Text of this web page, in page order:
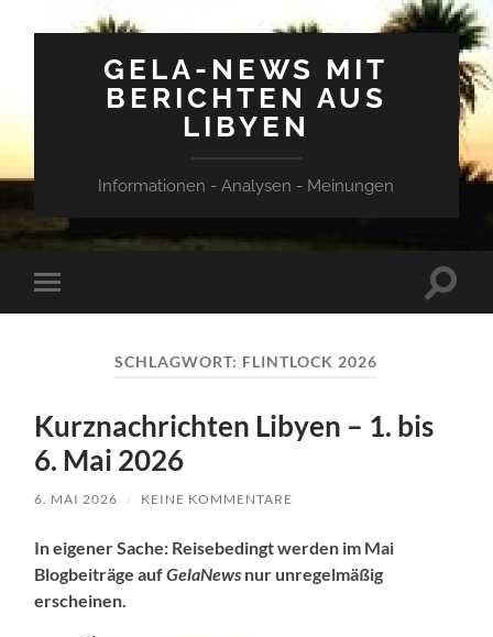
GELA-NEWS MIT
BERICHTEN AUS
LIBYEN
Informationen - Analysen - Meinungen
Mobile-
Menü
SCHLAGWORT: FLINTLOCK 2026
Kurznachrichten Libyen – 1. bis
6. Mai 2026
6. MAI 2026 / KEINE KOMMENTARE
In eigener Sache: Reisebedingt werden im Mai
Blogbeiträge aufGelaNews nur unregelmäßig
erscheinen.